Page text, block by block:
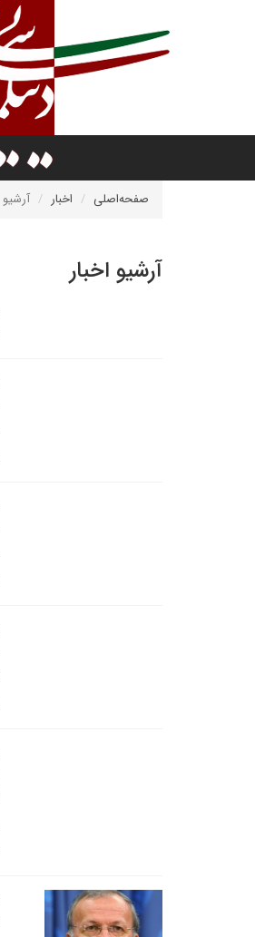
صفحه‌اصلی اخبار آرشیو
آرشیو اخبار